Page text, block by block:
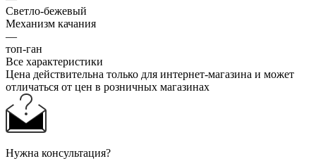
Светло-бежевый
Механизм качания
—
топ-ган
Все характеристики
Цена действительна только для интернет-магазина и может
отличаться от цен в розничных магазинах
Нужна консультация?